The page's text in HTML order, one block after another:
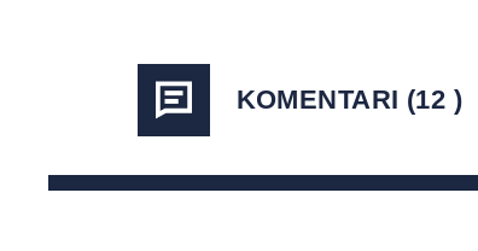
KOMENTARI (12 )